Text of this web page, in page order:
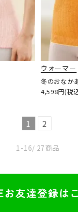
ウォーマー
冬のおなか
4,598円(税
1 2
1-16/ 27商品